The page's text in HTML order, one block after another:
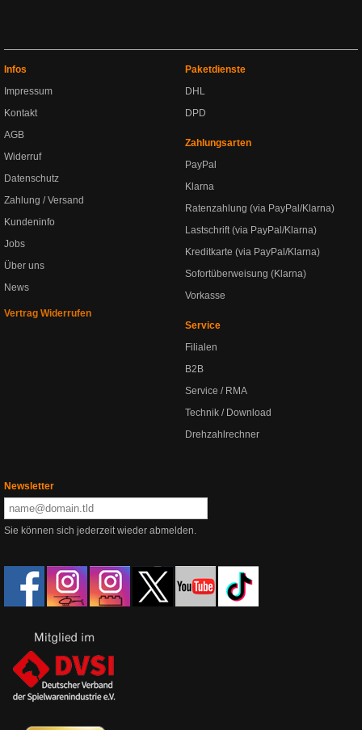
Infos
Impressum
Kontakt
AGB
Widerruf
Datenschutz
Zahlung / Versand
Kundeninfo
Jobs
Über uns
News
Vertrag Widerrufen
Paketdienste
DHL
DPD
Zahlungsarten
PayPal
Klarna
Ratenzahlung (via PayPal/Klarna)
Lastschrift (via PayPal/Klarna)
Kreditkarte (via PayPal/Klarna)
Sofortüberweisung (Klarna)
Vorkasse
Service
Filialen
B2B
Service / RMA
Technik / Download
Drehzahlrechner
Newsletter
Sie können sich jederzeit wieder abmelden.